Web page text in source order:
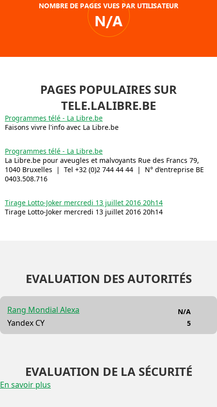
NOMBRE DE PAGES VUES PAR UTILISATEUR
N/A
PAGES POPULAIRES SUR
TELE.LALIBRE.BE
Programmes télé - La Libre.be
Faisons vivre l'info avec La Libre.be
Programmes télé - La Libre.be
La Libre.be pour aveugles et malvoyants Rue des Francs 79,
1040 Bruxelles | Tel +32 (0)2 744 44 44 | N° d’entreprise BE
0403.508.716
Tirage Lotto-Joker mercredi 13 juillet 2016 20h14
Tirage Lotto-Joker mercredi 13 juillet 2016 20h14
EVALUATION DES AUTORITÉS
Rang Mondial Alexa
Yandex CY
N/A
5
EVALUATION DE LA SÉCURITÉ
En savoir plus